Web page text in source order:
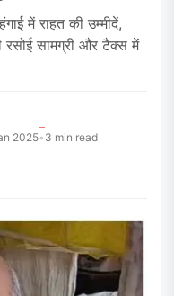
में राहत की उम्मीदें,
रसोई सामग्री और टैक्स में
2025• 3 min read